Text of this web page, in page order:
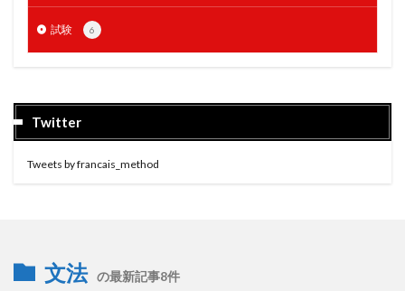
試験 6
Twitter
Tweets by francais_method
文法 の最新記事8件